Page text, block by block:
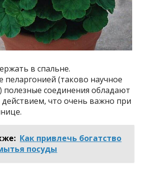
в спальне.
(таково научное
полезные соединения обладают
что очень важно при
Как привлечь богатство
посуды